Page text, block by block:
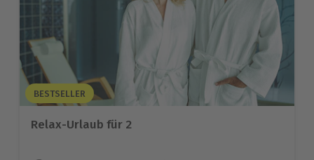
BESTSELLER
Relax-Urlaub für 2